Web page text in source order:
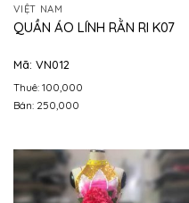
VIỆT NAM
QUẦN ÁO LÍNH RẰN RI K07
Mã: VN012
Thuê: 100,000
Bán: 250,000